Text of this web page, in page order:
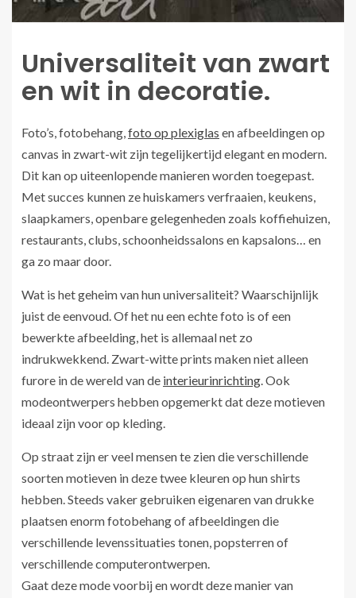
Universaliteit van zwart
en wit in decoratie.
Foto’s, fotobehang,foto op plexiglas en afbeeldingen op
canvas in zwart-wit zijn tegelijkertijd elegant en modern.
Dit kan op uiteenlopende manieren worden toegepast.
Met succes kunnen ze huiskamers verfraaien, keukens,
slaapkamers, openbare gelegenheden zoals koffiehuizen,
restaurants, clubs, schoonheidssalons en kapsalons… en
ga zo maar door.
Wat is het geheim van hun universaliteit? Waarschijnlijk
juist de eenvoud. Of het nu een echte foto is of een
bewerkte afbeelding, het is allemaal net zo
indrukwekkend. Zwart-witte prints maken niet alleen
furore in de wereld van de interieurinrichting. Ook
modeontwerpers hebben opgemerkt dat deze motieven
ideaal zijn voor op kleding.
Op straat zijn er veel mensen te zien die verschillende
soorten motieven in deze twee kleuren op hun shirts
hebben. Steeds vaker gebruiken eigenaren van drukke
plaatsen enorm fotobehang of afbeeldingen die
verschillende levenssituaties tonen, popsterren of
verschillende computerontwerpen.
Gaat deze mode voorbij en wordt deze manier van